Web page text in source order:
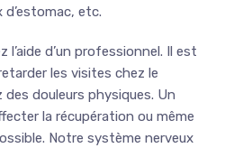
d’estomac, etc.
l’aide d’un professionnel. Il est
les visites chez le
douleurs physiques. Un
la récupération ou même
Notre système nerveux